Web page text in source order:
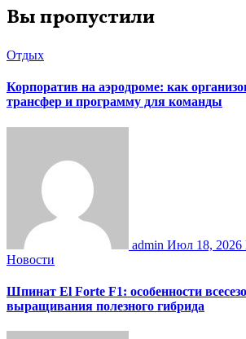
Вы пропустили
Отдых
Корпоратив на аэродроме: как
трансфер и программу для команды
admin Июл 18, 2026
Новости
Шпинат El Forte F1: особенности
выращивания полезного гибрида